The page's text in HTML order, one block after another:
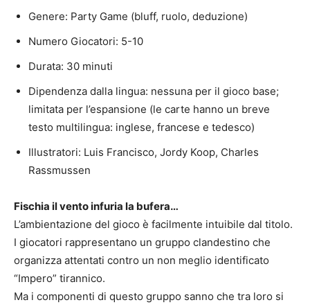
Genere: Party Game (bluff, ruolo, deduzione)
Numero Giocatori: 5-10
Durata: 30 minuti
Dipendenza dalla lingua: nessuna per il gioco base;
limitata per l’espansione (le carte hanno un breve
testo multilingua: inglese, francese e tedesco)
Illustratori: Luis Francisco, Jordy Koop, Charles
Rassmussen
Fischia il vento infuria la bufera…
L’ambientazione del gioco è facilmente intuibile dal titolo.
I giocatori rappresentano un gruppo clandestino che
organizza attentati contro un non meglio identificato
“Impero” tirannico.
Ma i componenti di questo gruppo sanno che tra loro si